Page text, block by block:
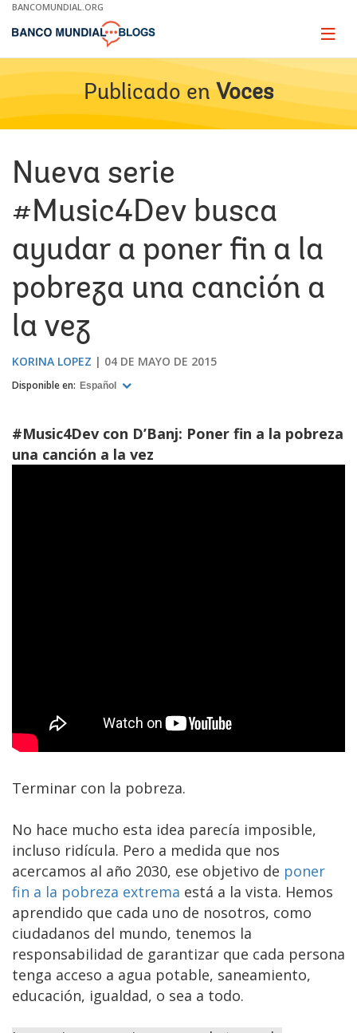
Skip
Main
BANCOMUNDIAL.ORG
Page
Publicado en Voces
Nueva serie
#Music4Dev busca
ayudar a poner fin a la
pobreza una canción a
la vez
KORINA LOPEZ 04 DE MAYO DE 2015
Disponible en: Español
#Music4Dev con D’Banj: Poner fin a la pobreza
una canción a la vez
Terminar con la pobreza.
No hace mucho esta idea parecía imposible,
incluso ridícula. Pero a medida que nos
acercamos al año 2030, ese objetivo de poner
fin a la pobreza extrema está a la vista. Hemos
aprendido que cada uno de nosotros, como
ciudadanos del mundo, tenemos la
responsabilidad de garantizar que cada persona
tenga acceso a agua potable, saneamiento,
educación, igualdad, o sea a todo.